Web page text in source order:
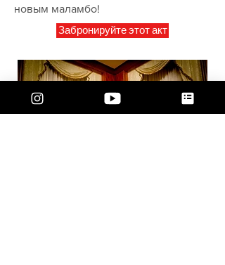
новым маламбо!
Забронируйте этот акт